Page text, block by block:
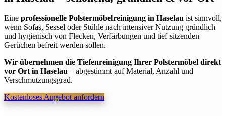
Eine professionelle Polstermöbelreinigung in Haselau ist sinnvoll,
wenn Sofas, Sessel oder Stühle nach intensiver Nutzung gründlich
und hygienisch von Flecken, Verfärbungen und tief sitzenden
Gerüchen befreit werden sollen.
Wir übernehmen die Tiefenreinigung Ihrer Polstermöbel direkt
vor Ort in Haselau – abgestimmt auf Material, Anzahl und
Verschmutzungsgrad.
Kostenloses Angebot anfordern